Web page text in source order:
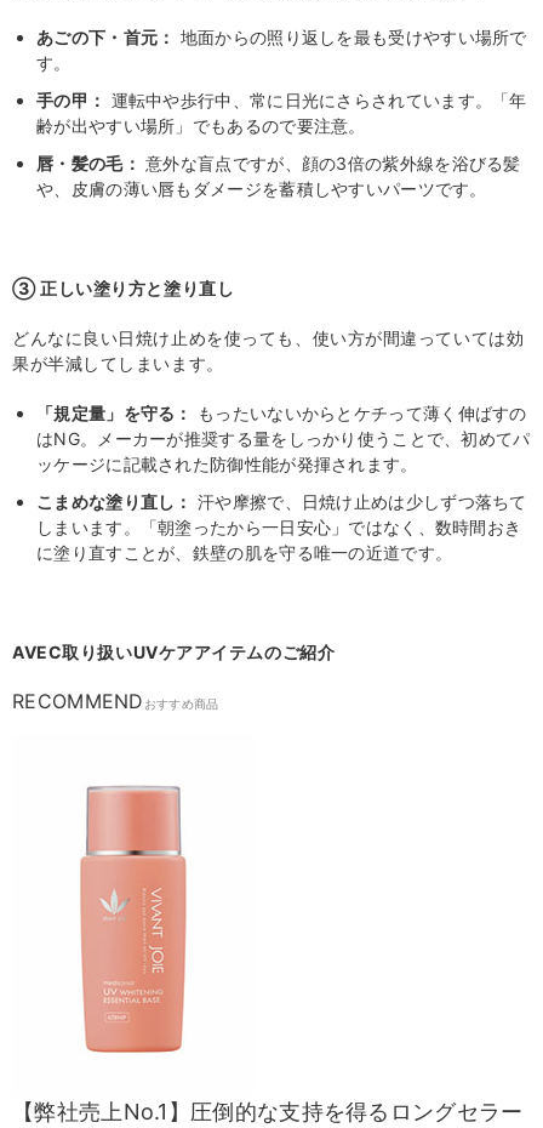
あごの下・首元： 地面からの照り返しを最も受けやすい場所で
す。
手の甲： 運転中や歩行中、常に日光にさらされています。「年
齢が出やすい場所」でもあるので要注意。
唇・髪の毛： 意外な盲点ですが、顔の3倍の紫外線を浴びる髪
や、皮膚の薄い唇もダメージを蓄積しやすいパーツです。
③ 正しい塗り方と塗り直し
どんなに良い日焼け止めを使っても、使い方が間違っていては効
果が半減してしまいます。
「規定量」を守る：
もったいないからとケチって薄く伸ばすの
はNG。メーカーが推奨する量をしっかり使うことで、初めてパ
ッケージに記載された防御性能が発揮されます。
こまめな塗り直し： 汗や摩擦で、日焼け止めは少しずつ落ちて
しまいます。「朝塗ったから一日安心」ではなく、数時間おき
に塗り直すことが、鉄壁の肌を守る唯一の近道です。
AVEC取り扱いUVケアアイテムのご紹介
RECOMMEND おすすめ商品
【弊社売上No.1】圧倒的な支持を得るロングセラー